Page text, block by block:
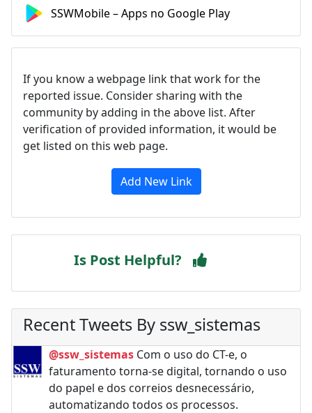
SSWMobile – Apps no Google Play
If you know a webpage link that work for the
reported issue. Consider sharing with the
community by adding in the above list. After
verification of provided information, it would be
get listed on this web page.
Add New Link
Is Post Helpful?
Recent Tweets By ssw_sistemas
@ssw_sistemas Com o uso do CT-e, o
faturamento torna-se digital, tornando o uso
do papel e dos correios desnecessário,
automatizando todos os processos.